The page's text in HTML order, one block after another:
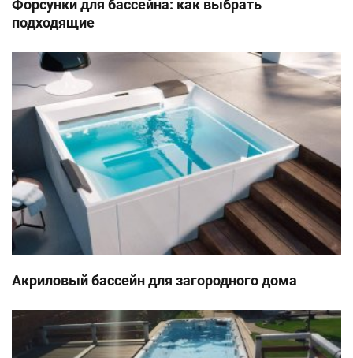
Форсунки для бассейна: как выбрать
подходящие
Акриловый бассейн для загородного дома